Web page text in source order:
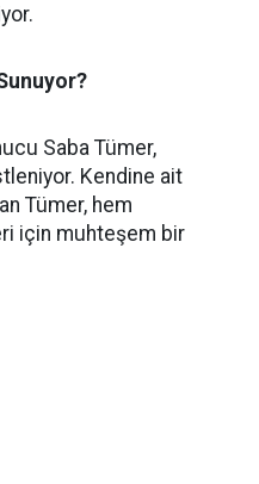
Saba Tümer,
Kendine ait
Tümer, hem
için muhteşem bir